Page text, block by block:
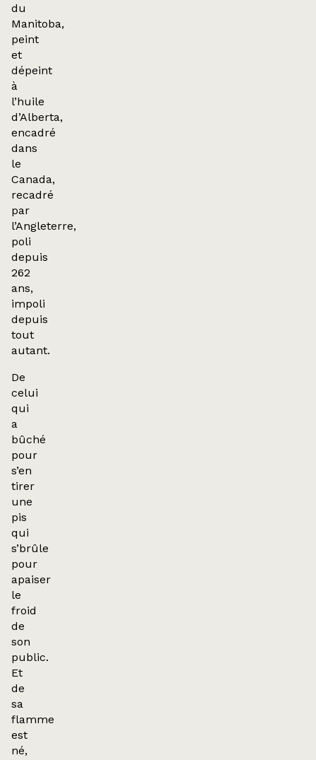
du
Manitoba,
peint
et
dépeint
à
l’huile
d’Alberta,
encadré
dans
le
Canada,
recadré
par
l’Angleterre,
poli
depuis
262
ans,
impoli
depuis
tout
autant.
De
celui
qui
a
bûché
pour
s’en
tirer
une
pis
qui
s’brûle
pour
apaiser
le
froid
de
son
public.
Et
de
sa
flamme
est
né,